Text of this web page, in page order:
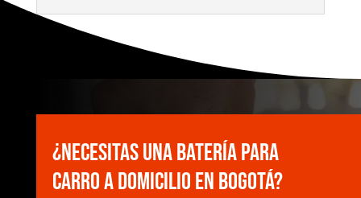
¿Necesitas una Batería para
Carro a Domicilio en Bogotá?